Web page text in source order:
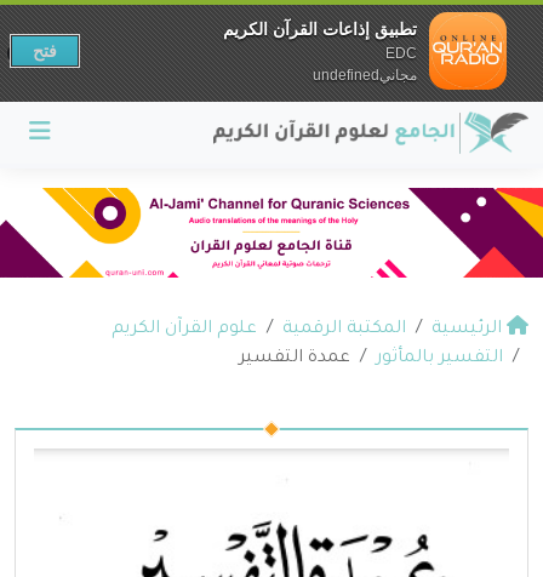
الرئيسية المكتبة الرقمية
علوم القرآن الكريم
التفسير بالمأثور
عمدة التفسير
تطبيق إذاعات القرآن الكريم
EDC
مجانيundefined
فتح